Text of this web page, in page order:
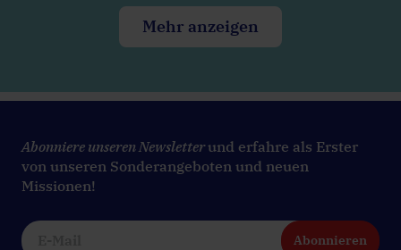
Mehr anzeigen
Abonniere unseren Newsletterund erfahre als Erster
von unseren Sonderangeboten und neuen
Missionen!
Abonnieren